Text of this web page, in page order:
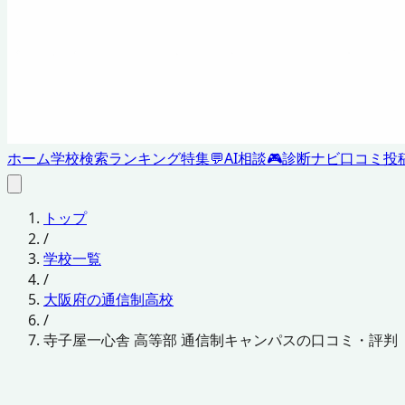
ホーム学校検索ランキング特集💬AI相談🎮診断ナビ口コミ投
トップ
/
学校一覧
/
大阪府の通信制高校
/
寺子屋一心舎 高等部 通信制キャンパスの口コミ・評判